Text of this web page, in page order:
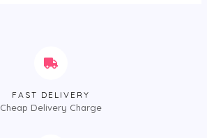
FAST DELIVERY
Cheap Delivery Charge